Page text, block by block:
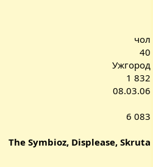
чол
40
Ужгород
1 832
08.03.06
6 083
The Symbioz, Displease, Skruta